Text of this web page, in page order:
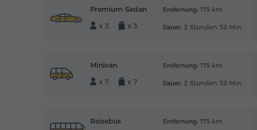
Premium-Sedan
x 3
x 3
Entfernung: 175 km
Dauer: 2 Stunden 55 Min.
Minivan
x 7
x 7
Entfernung: 175 km
Dauer: 2 Stunden 55 Min.
Reisebus
Entfernung: 175 km